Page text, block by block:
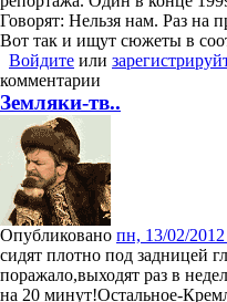
Говорят: Нельзя нам. Раз на
Вот так и ищут сюжеты в
Войдите или
комментарии
Земляки-тв..
Опубликовано пн, 13/02/
сидят плотно под задницей
поражало,выходят раз в
на 20 минут!Остальное-